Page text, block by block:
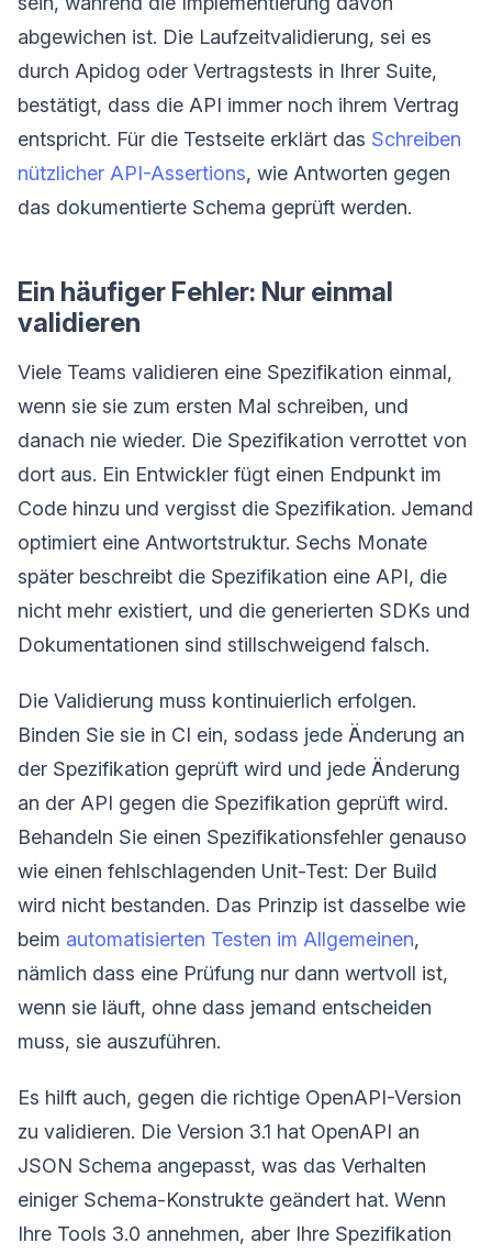
abgewichen ist. Die Laufzeitvalidierung, sei es
durch Apidog oder Vertragstests in Ihrer Suite,
bestätigt, dass die API immer noch ihrem Vertrag
entspricht. Für die Testseite erklärt das Schreiben
nützlicher API-Assertions, wie Antworten gegen
das dokumentierte Schema geprüft werden.
Ein häufiger Fehler: Nur einmal
validieren
Viele Teams validieren eine Spezifikation einmal,
wenn sie sie zum ersten Mal schreiben, und
danach nie wieder. Die Spezifikation verrottet von
dort aus. Ein Entwickler fügt einen Endpunkt im
Code hinzu und vergisst die Spezifikation. Jemand
optimiert eine Antwortstruktur. Sechs Monate
später beschreibt die Spezifikation eine API, die
nicht mehr existiert, und die generierten SDKs und
Dokumentationen sind stillschweigend falsch.
Die Validierung muss kontinuierlich erfolgen.
Binden Sie sie in CI ein, sodass jede Änderung an
der Spezifikation geprüft wird und jede Änderung
an der API gegen die Spezifikation geprüft wird.
Behandeln Sie einen Spezifikationsfehler genauso
wie einen fehlschlagenden Unit-Test: Der Build
wird nicht bestanden. Das Prinzip ist dasselbe wie
beim automatisierten Testen im Allgemeinen,
nämlich dass eine Prüfung nur dann wertvoll ist,
wenn sie läuft, ohne dass jemand entscheiden
muss, sie auszuführen.
Es hilft auch, gegen die richtige OpenAPI-Version
zu validieren. Die Version 3.1 hat OpenAPI an
JSON Schema angepasst, was das Verhalten
einiger Schema-Konstrukte geändert hat. Wenn
Ihre Tools 3.0 annehmen, aber Ihre Spezifikation